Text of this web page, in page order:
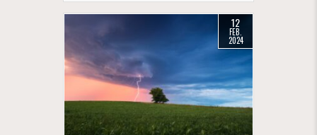
12
FEB.
2024